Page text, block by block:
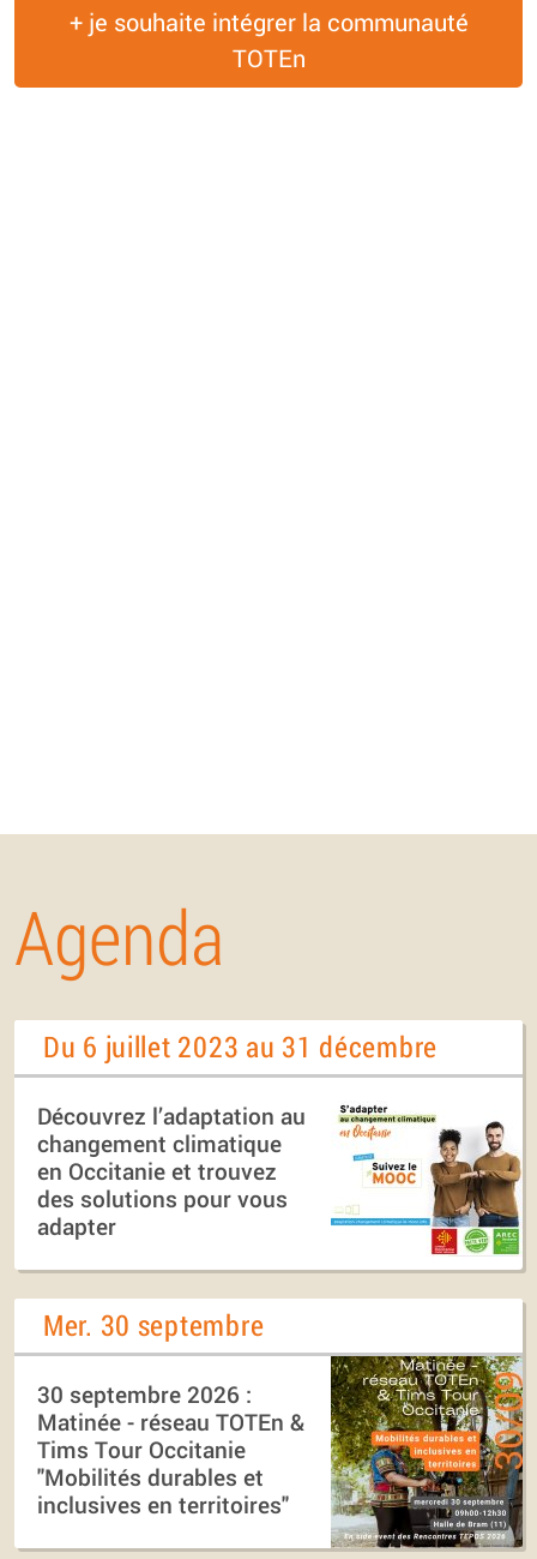
+ je souhaite intégrer la communauté
TOTEn
Agenda
Du 6 juillet 2023 au 31 décembre
Découvrez l’adaptation au
changement climatique
en Occitanie et trouvez
des solutions pour vous
adapter
Mer. 30 septembre
30 septembre 2026 :
Matinée - réseau TOTEn &
Tims Tour Occitanie
"Mobilités durables et
inclusives en territoires"